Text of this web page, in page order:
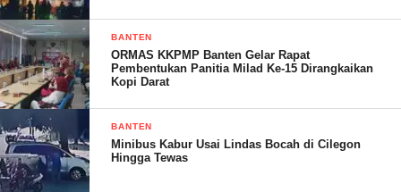
BANTEN
ORMAS KKPMP Banten Gelar Rapat
Pembentukan Panitia Milad Ke-15 Dirangkaikan
Kopi Darat
BANTEN
Minibus Kabur Usai Lindas Bocah di Cilegon
Hingga Tewas